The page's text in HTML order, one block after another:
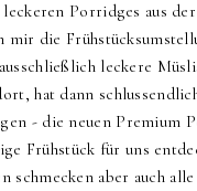
Porridges aus
mir die
leckere
hat dann
- die neuen Premium
Frühstück für uns
schmecken aber auch